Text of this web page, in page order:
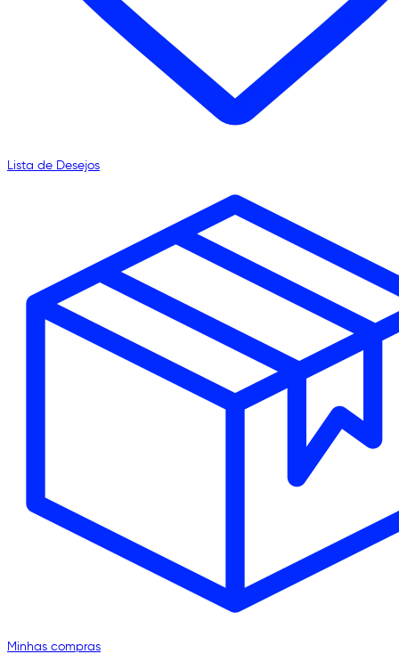
Lista de Desejos
Minhas compras